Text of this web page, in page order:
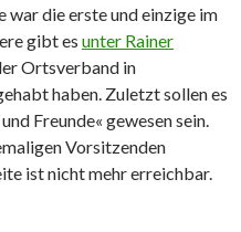
war die erste und einzige im
gibt es unter Rainer
Ortsverband in
haben. Zuletzt sollen es
Freunde« gewesen sein.
Vorsitzenden
ist nicht mehr erreichbar.